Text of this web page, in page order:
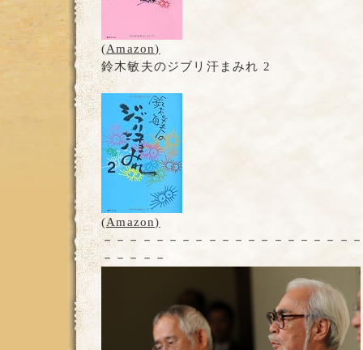
(Amazon)
鈴木敏夫のジブリ汗まみれ 2
(Amazon)
－－－－－－－－－－－－－－－－－－－
－－－－－